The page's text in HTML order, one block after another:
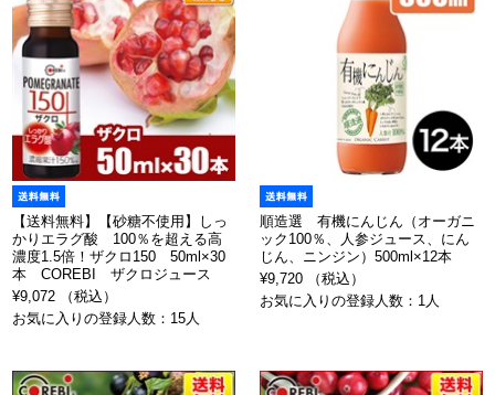
【送料無料】【砂糖不使用】しっ
かりエラグ酸 100％を超える高
濃度1.5倍！ザクロ150 50ml×30
本 COREBI ザクロジュース
¥9,072 （税込）
お気に入りの登録人数：15人
順造選 有機にんじん（オーガニ
ック100％、人参ジュース、にん
じん、ニンジン）500ml×12本
¥9,720 （税込）
お気に入りの登録人数：1人